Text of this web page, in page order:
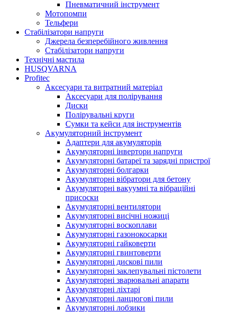
Пневматичний інструмент
Мотопомпи
Тельфери
Стабілізатори напруги
Джерела безперебійного живлення
Стабілізатори напруги
Технічні мастила
HUSQVARNA
Profitec
Аксесуари та витратний матеріал
Аксесуари для полірування
Диски
Полірувальні круги
Сумки та кейси для інструментів
Акумуляторний інструмент
Адаптери для акумуляторів
Акумуляторні інвертори напруги
Акумуляторні батареї та зарядні пристрої
Акумуляторні болгарки
Акумуляторні вібратори для бетону
Акумуляторні вакуумні та вібраційні
присоски
Акумуляторні вентилятори
Акумуляторні висічні ножиці
Акумуляторні воскоплави
Акумуляторні газонокосарки
Акумуляторні гайковерти
Акумуляторні гвинтоверти
Акумуляторні дискові пили
Акумуляторні заклепувальні пістолети
Акумуляторні зварювальні апарати
Акумуляторні ліхтарі
Акумуляторні ланцюгові пили
Акумуляторні лобзики